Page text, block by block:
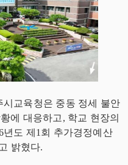
교육청은 중동 정세 불안
에 대응하고, 학교 현장의
년도 제1회 추가경정예산
밝혔다.